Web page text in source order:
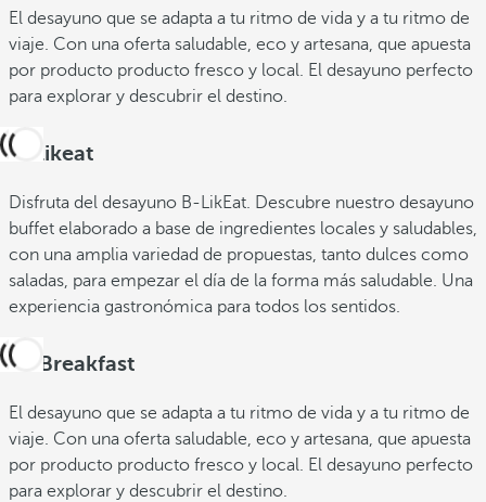
El desayuno que se adapta a tu ritmo de vida y a tu ritmo de
viaje. Con una oferta saludable, eco y artesana, que apuesta
por producto producto fresco y local. El desayuno perfecto
para explorar y descubrir el destino.
B-Likeat
Disfruta del desayuno B-LikEat. Descubre nuestro desayuno
buffet elaborado a base de ingredientes locales y saludables,
con una amplia variedad de propuestas, tanto dulces como
saladas, para empezar el día de la forma más saludable. Una
experiencia gastronómica para todos los sentidos.
O! Breakfast
El desayuno que se adapta a tu ritmo de vida y a tu ritmo de
viaje. Con una oferta saludable, eco y artesana, que apuesta
por producto producto fresco y local. El desayuno perfecto
para explorar y descubrir el destino.